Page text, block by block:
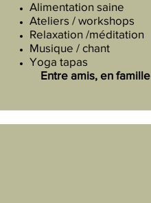
Alimentation saine
Ateliers / workshops
Relaxation /méditation
Musique / chant
Yoga tapas
Entre amis, en famille